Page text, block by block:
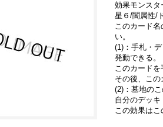
効果モンスタ
星６/闇属性/
このカード
い。
(1)：手札・
発動できる。
このカードを
その後、この
(2)：墓地の
自分のデッキ
この効果はこ